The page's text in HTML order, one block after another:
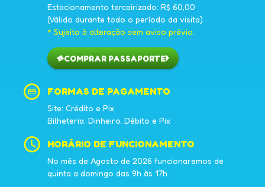
Estacionamento terceirizado: R$ 60,00
(Válido durante todo o período da visita).
* Sujeito à alteração sem aviso prévio.
COMPRAR PASSAPORTE
FORMAS DE PAGAMENTO
Site: Crédito e Pix
Bilheteria: Dinheiro, Débito e Pix
HORÁRIO DE FUNCIONAMENTO
No mês de Agosto de 2026 funcionaremos de
quinta a domingo das 9h às 17h.